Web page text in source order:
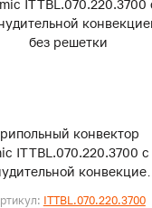
конвектор
ITTBL.070.220.3700 с
конвекцией,
ITTBL.070.220.3700